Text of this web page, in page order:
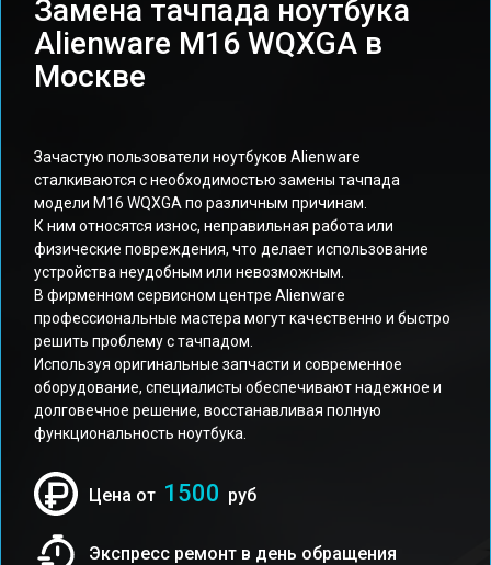
Замена тачпада ноутбука
Alienware M16 WQXGA в
Москве
Зачастую пользователи ноутбуков Alienware
сталкиваются с необходимостью замены тачпада
модели M16 WQXGA по различным причинам.
К ним относятся износ, неправильная работа или
физические повреждения, что делает использование
устройства неудобным или невозможным.
В фирменном сервисном центре Alienware
профессиональные мастера могут качественно и быстро
решить проблему с тачпадом.
Используя оригинальные запчасти и современное
оборудование, специалисты обеспечивают надежное и
долговечное решение, восстанавливая полную
функциональность ноутбука.
Цена от 1500 руб
Экспресс ремонт в день обращения